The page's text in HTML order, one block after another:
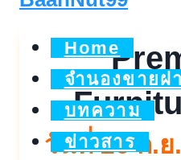
Home
จำนองขายฝ
บทความ
ข่าวสาร
วันที่ 26 ก.